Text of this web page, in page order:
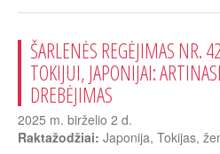
ŠARLENĖS REGĖJIMAS NR.
TOKIJUI, JAPONIJAI:
DREBĖJIMAS
2025 m. birželio 2 d.
Raktažodžiai: Japonija, Tokijas,